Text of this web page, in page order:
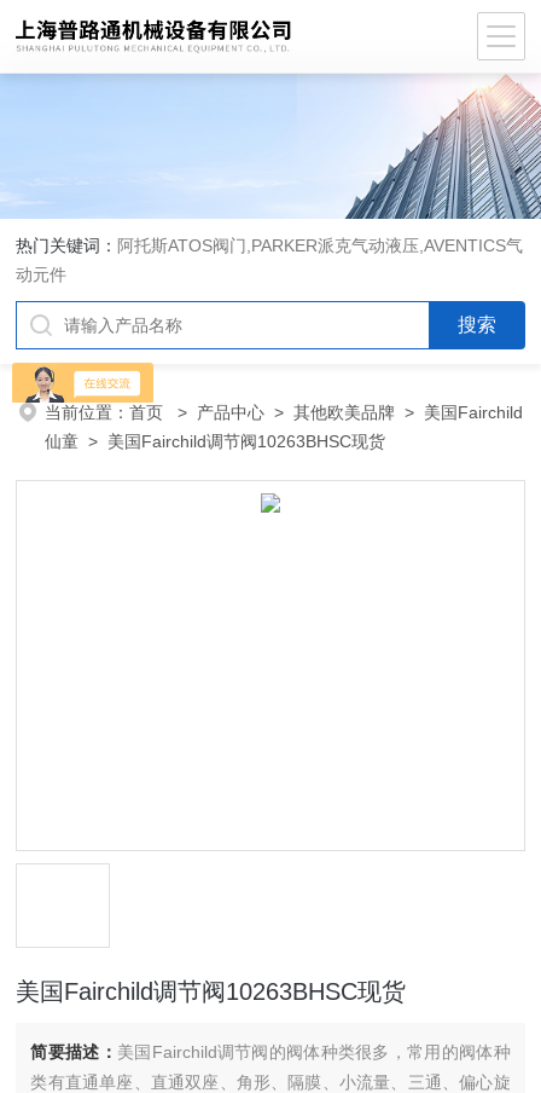
热门关键词： 阿托斯ATOS阀门,PARKER派克气动液压,AVENTICS气
动元件
当前位置：首页 > 产品中心 >其他欧美品牌 > 美国Fairchild
仙童 > 美国Fairchild调节阀10263BHSC现货
美国Fairchild调节阀10263BHSC现货
简要描述： 美国Fairchild调节阀的阀体种类很多，常用的阀体种
类有直通单座、直通双座、角形、隔膜、小流量、三通、偏心旋